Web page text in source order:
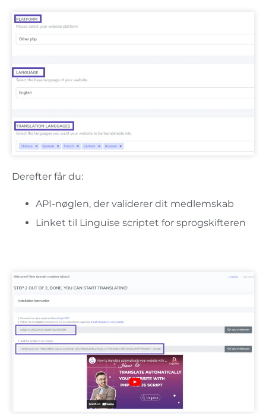
Derefter får du:
API-nøglen, der validerer dit medlemskab
Linket til Linguise scriptet for sprogskifteren